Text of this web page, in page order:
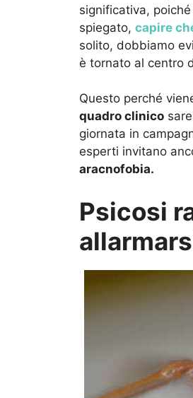
significativa,
spiegato, capire
solito, dobbiamo
è tornato al centro
Questo perché
quadro clinico
giornata in
esperti invitano
aracnofobia.
Psicosi